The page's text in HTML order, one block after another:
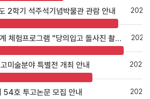
2학기 석주석기념박물관 관람 안내
특별전시연계 체험프로그램 "당의입고 돌사진 촬영하기" 참여 안내
미술분야 특별전 개최 안내
54호 투고논문 모집 안내